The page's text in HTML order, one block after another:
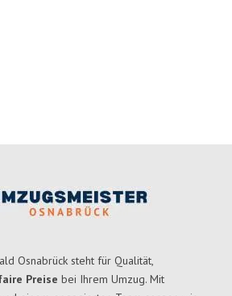
Osnabrück steht für Qualität,
Preise bei Ihrem Umzug. Mit